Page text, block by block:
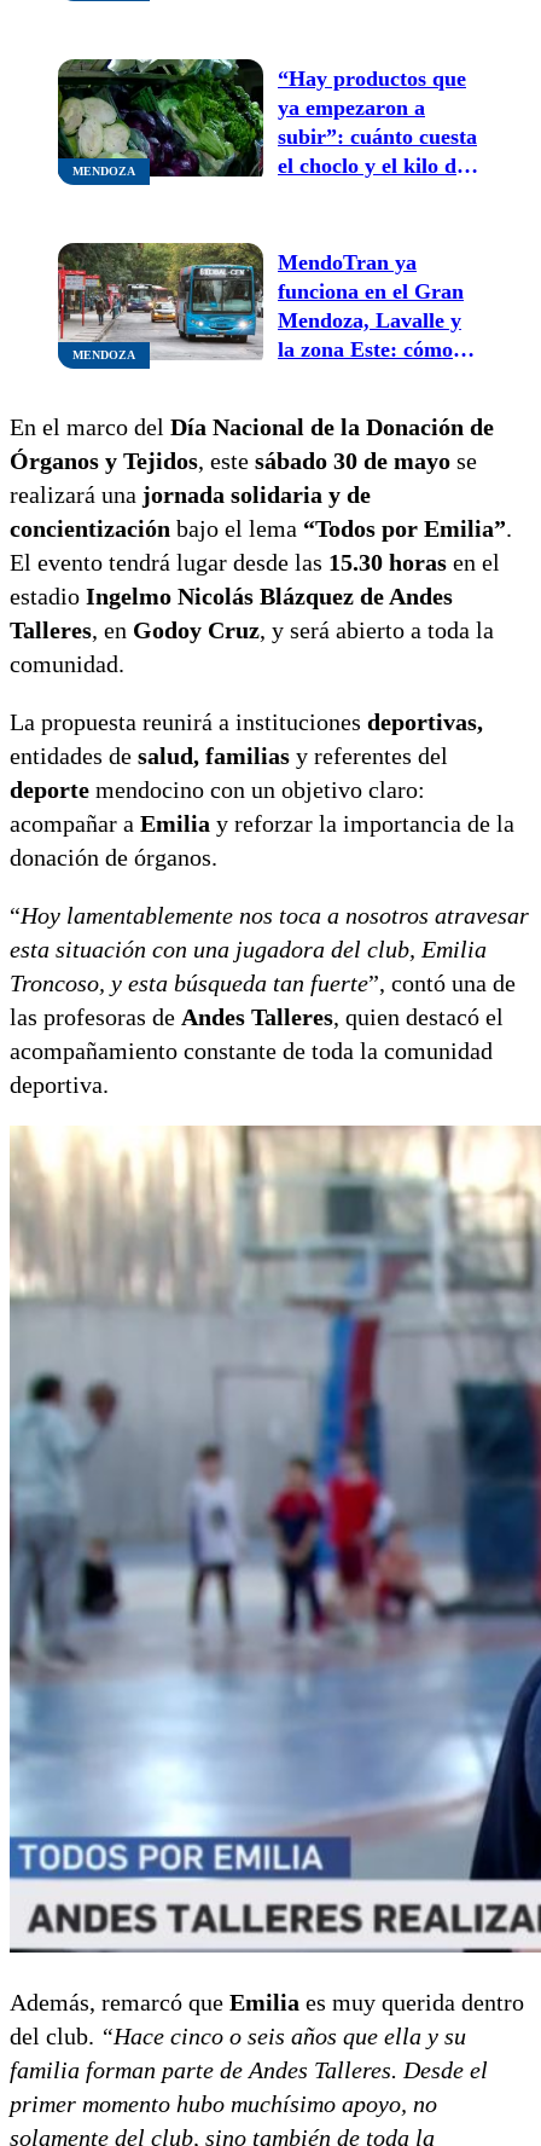
MENDOZA
“Hay productos que
ya empezaron a
subir”: cuánto cuesta
el choclo y el kilo de
MENDOZA
MendoTran ya
funciona en el Gran
Mendoza, Lavalle y
la zona Este: cómo
En el marco del Día Nacional de la Donación de
Órganos y Tejidos, este sábado 30 de mayo se
realizará una jornada solidaria y de
concientización bajo el lema “Todos por Emilia”.
El evento tendrá lugar desde las 15.30 horas en el
estadio Ingelmo Nicolás Blázquez de Andes
Talleres, en Godoy Cruz, y será abierto a toda la
comunidad.
La propuesta reunirá a instituciones deportivas,
entidades de salud, familias y referentes del
deporte mendocino con un objetivo claro:
acompañar a Emilia y reforzar la importancia de la
donación de órganos.
“Hoy lamentablemente nos toca a nosotros atravesar
esta situación con una jugadora del club, Emilia
Troncoso, y esta búsqueda tan fuerte”, contó una de
las profesoras de Andes Talleres, quien destacó el
acompañamiento constante de toda la comunidad
deportiva.
Además, remarcó que Emilia es muy querida dentro
del club. “Hace cinco o seis años que ella y su
familia forman parte de Andes Talleres. Desde el
primer momento hubo muchísimo apoyo, no
solamente del club, sino también de toda la